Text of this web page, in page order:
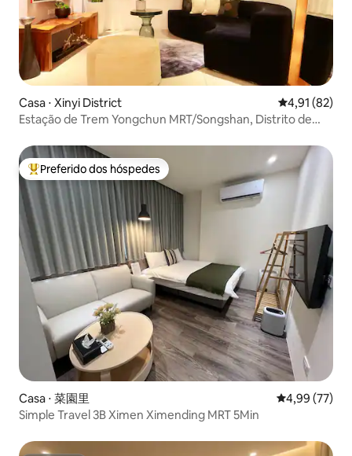
Casa ⋅ Xinyi District 4,91 de uma
4,91 (82)
Estação de Trem Yongchun MRT/Songshan, Distrito de
Entre os melhores preferidos dos hóspedes
Preferido dos hóspedes
Casa ⋅ 菜園里 4,99 de uma
4,99 (77)
Simple Travel 3B Ximen Ximending MRT 5Min